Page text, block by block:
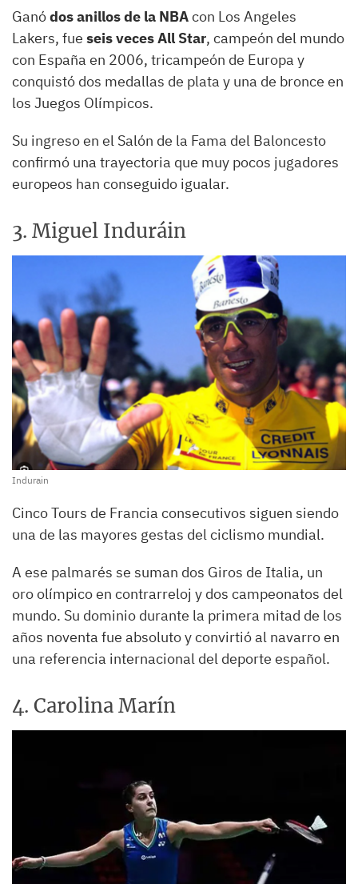
Ganódos anillos de la NBAcon Los Angeles
Lakers, fue seis veces All Star, campeón del mundo
con España en 2006, tricampeón de Europa y
conquistó dos medallas de plata y una de bronce en
los Juegos Olímpicos.
Su ingreso en el Salón de la Fama del Baloncesto
confirmó una trayectoria que muy pocos jugadores
europeos han conseguido igualar.
3. Miguel Induráin
Indurain
Cinco Tours de Francia consecutivos siguen siendo
una de las mayores gestas del ciclismo mundial.
A ese palmarés se suman dos Giros de Italia, un
oro olímpico en contrarreloj y dos campeonatos del
mundo. Su dominio durante la primera mitad de los
años noventa fue absoluto y convirtió al navarro en
una referencia internacional del deporte español.
4. Carolina Marín